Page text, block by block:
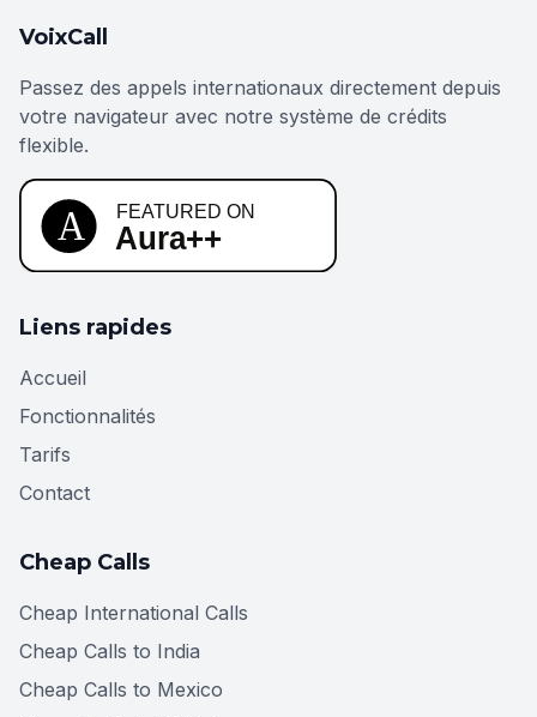
VoixCall
Passez des appels internationaux directement depuis
votre navigateur avec notre système de crédits
flexible.
Liens rapides
Accueil
Fonctionnalités
Tarifs
Contact
Cheap Calls
Cheap International Calls
Cheap Calls to India
Cheap Calls to Mexico